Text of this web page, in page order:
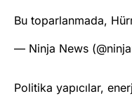
Bu toparlanmada,
— Ninja News
Politika yapıcılar,